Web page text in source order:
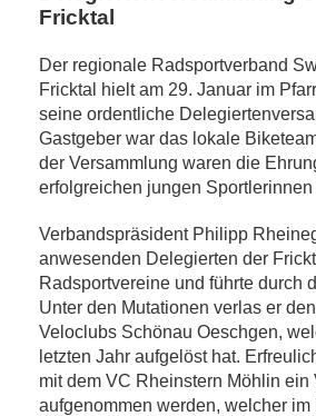
Fricktal
Der regionale Radsportverband
Fricktal hielt am 29. Januar im
seine ordentliche
Gastgeber war das lokale
der Versammlung waren die
erfolgreichen jungen
Verbandspräsident Philipp
anwesenden Delegierten der
Radsportvereine und führte durch
Unter den Mutationen verlas er
Veloclubs Schönau Oeschgen,
letzten Jahr aufgelöst hat.
mit dem VC Rheinstern Möhlin ein
aufgenommen werden, welcher